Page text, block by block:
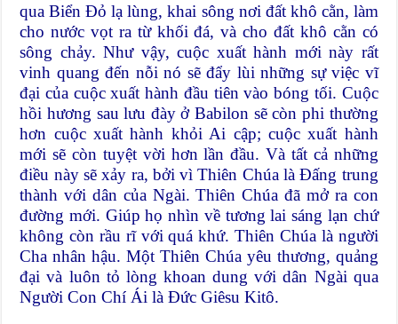
qua Biển Đỏ lạ lùng, khai sông nơi đất khô cằn, làm
cho nước vọt ra từ khối đá, và cho đất khô cằn có
sông chảy. Như vậy, cuộc xuất hành mới này rất
vinh quang đến nỗi nó sẽ đẩy lùi những sự việc vĩ
đại của cuộc xuất hành đầu tiên vào bóng tối. Cuộc
hồi hương sau lưu đày ở Babilon sẽ còn phi thường
hơn cuộc xuất hành khỏi Ai cập; cuộc xuất hành
mới sẽ còn tuyệt vời hơn lần đầu. Và tất cả những
điều này sẽ xảy ra, bởi vì Thiên Chúa là Đấng trung
thành với dân của Ngài. Thiên Chúa đã mở ra con
đường mới. Giúp họ nhìn về tương lai sáng lạn chứ
không còn rầu rĩ với quá khứ. Thiên Chúa là người
Cha nhân hậu. Một Thiên Chúa yêu thương, quảng
đại và luôn tỏ lòng khoan dung với dân Ngài qua
Người Con Chí Ái là Đức Giêsu Kitô.